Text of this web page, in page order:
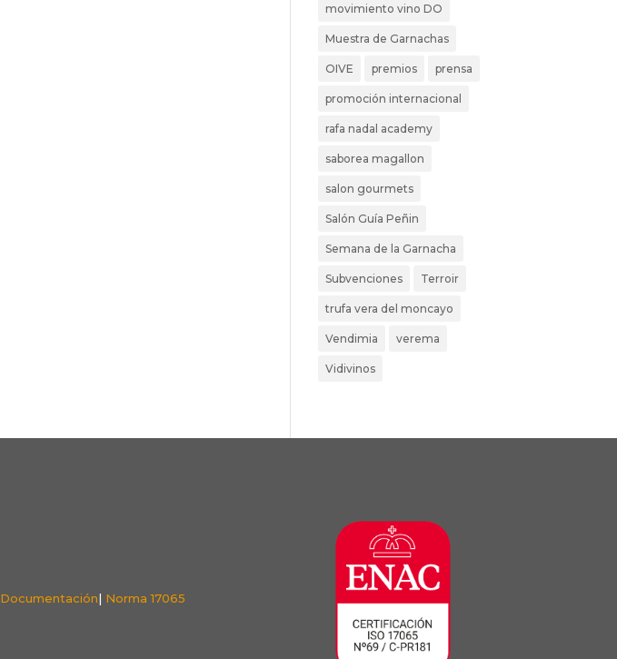
movimiento vino DO
Muestra de Garnachas
OIVE premios prensa
promoción internacional
rafa nadal academy
saborea magallon
salon gourmets
Salón Guía Peñin
Semana de la Garnacha
Subvenciones Terroir
trufa vera del moncayo
Vendimia verema
Vidivinos
Documentación| Norma 17065